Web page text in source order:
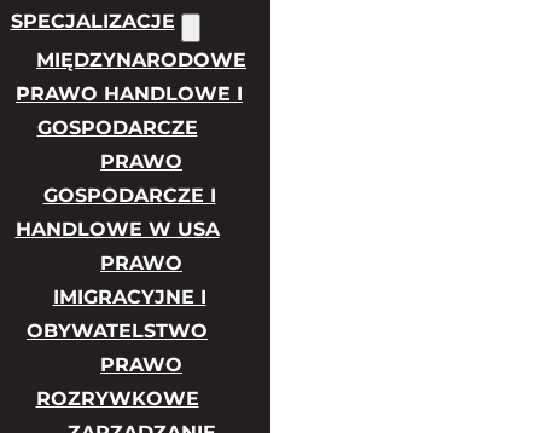
SPECJALIZACJE
MIĘDZYNARODOWE
PRAWO HANDLOWE I
GOSPODARCZE
PRAWO
GOSPODARCZE I
HANDLOWE W USA
PRAWO
IMIGRACYJNE I
OBYWATELSTWO
PRAWO
ROZRYWKOWE